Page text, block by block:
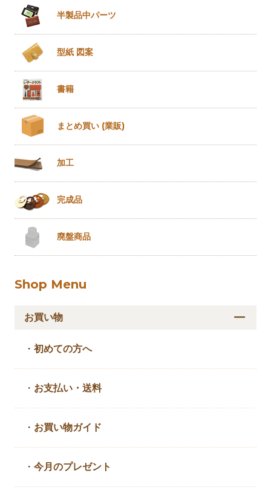
半製品中パーツ
型紙 図案
書籍
まとめ買い (業販)
加工
完成品
廃盤商品
Shop Menu
お買い物
・初めての方へ
・ お支払い・送料
・ お買い物ガイド
・今月のプレゼント